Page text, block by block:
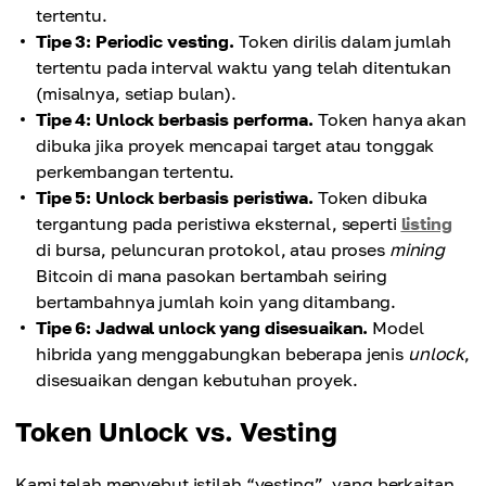
tertentu.
Tipe 3: Periodic vesting. Token dirilis dalam jumlah
tertentu pada interval waktu yang telah ditentukan
(misalnya, setiap bulan).
Tipe 4: Unlock berbasis performa. Token hanya akan
dibuka jika proyek mencapai target atau tonggak
perkembangan tertentu.
Tipe 5: Unlock berbasis peristiwa. Token dibuka
tergantung pada peristiwa eksternal, seperti listing
di bursa, peluncuran protokol, atau proses mining
Bitcoin di mana pasokan bertambah seiring
bertambahnya jumlah koin yang ditambang.
Tipe 6: Jadwal unlock yang disesuaikan. Model
hibrida yang menggabungkan beberapa jenis unlock,
disesuaikan dengan kebutuhan proyek.
Token Unlock vs. Vesting